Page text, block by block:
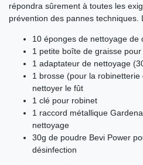
répondra sûrement à toutes les
prévention des pannes techniques.
10 éponges de nettoyage de
1 petite boîte de graisse
1 adaptateur de nettoyage
1 brosse (pour la
nettoyer le fût
1 clé pour robinet
1 raccord métallique
nettoyage
30g de poudre Bevi Power
désinfection